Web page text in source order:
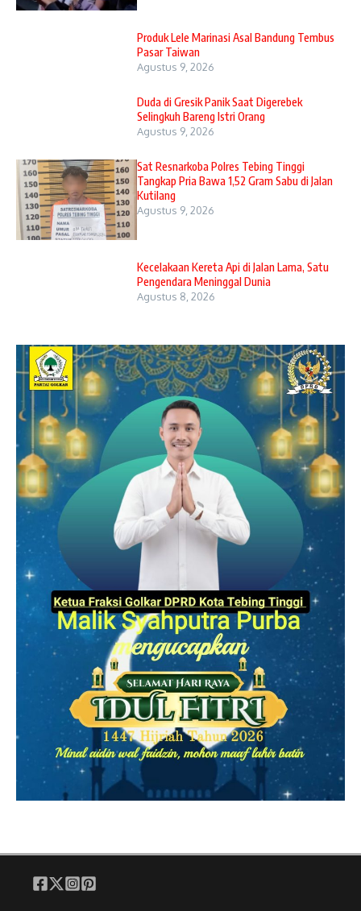
Produk Lele Marinasi Asal Bandung Tembus
Pasar Taiwan
Agustus 9, 2026
Duda di Gresik Panik Saat Digerebek
Selingkuh Bareng Istri Orang
Agustus 9, 2026
Sat Resnarkoba Polres Tebing Tinggi
Tangkap Pria Bawa 1,52 Gram Sabu di Jalan
Kutilang
Agustus 9, 2026
Kecelakaan Kereta Api di Jalan Lama, Satu
Pengendara Meninggal Dunia
Agustus 8, 2026